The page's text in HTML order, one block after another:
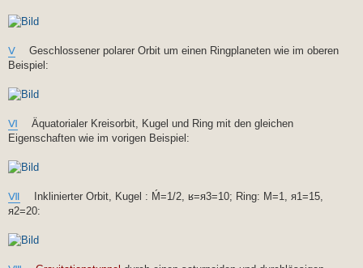
Ⅴ Geschlossener polarer Orbit um einen Ringplaneten wie im oberen
Beispiel:
Ⅵ Äquatorialer Kreisorbit, Kugel und Ring mit den gleichen
Eigenschaften wie im vorigen Beispiel:
Ⅶ Inklinierter Orbit, Kugel : Ḿ=1/2, ʁ=я3=10; Ring: M=1, я1=15,
я2=20: